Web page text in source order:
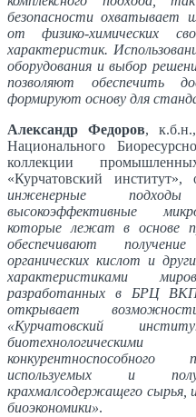
безопасности охватывает
от физико-химических
характеристик.
оборудования и выбор
позволяют обеспечить
формируют основу для
Александр Федоров,
Национального
коллекции
«Курчатовский институт»,
инженерные
высокоэффективные
которые лежат в основе
обеспечивают
органических кислот и
характеристиками
разработанных в БРЦ
открывает
«Курчатовский
конкурентноспособного
используемых и
крахмалсодержащего сырья,
биоэкономики».